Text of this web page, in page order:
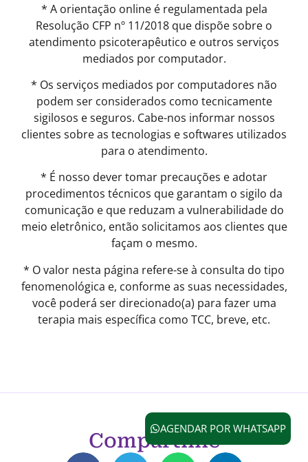
* A orientação online é regulamentada pela
Resolução CFP nº 11/2018 que dispõe sobre o
atendimento psicoterapêutico e outros serviços
mediados por computador.
* Os serviços mediados por computadores não
podem ser considerados como tecnicamente
sigilosos e seguros. Cabe-nos informar nossos
clientes sobre as tecnologias e softwares utilizados
para o atendimento.
* É nosso dever tomar precauções e adotar
procedimentos técnicos que garantam o sigilo da
comunicação e que reduzam a vulnerabilidade do
meio eletrônico, então solicitamos aos clientes que
façam o mesmo.
* O valor nesta página refere-se à consulta do tipo
fenomenológica e, conforme as suas necessidades,
você poderá ser direcionado(a) para fazer uma
terapia mais específica como TCC, breve, etc.
Compartilhe
AGENDAR POR WHATSAPP